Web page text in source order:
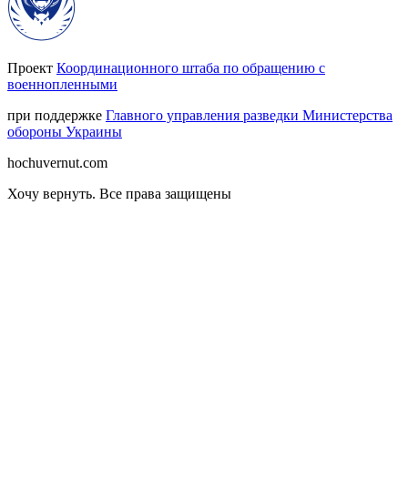
Проект Координационного штаба по обращению с
военнопленными
при поддержке Главного управления разведки Министерства
обороны Украины
hochuvernut.com
Хочу вернуть. Все права защищены